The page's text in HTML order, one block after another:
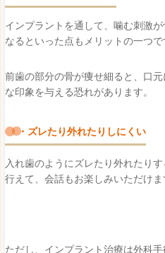
インプラントを通して、噛む刺激
なるといった点もメリットの一つで
前歯の部分の骨が痩せ細ると、口
な印象を与える恐れがあります。
・ズレたり外れたりしにくい
入れ歯のようにズレたり外れたり
行えて、会話もお楽しみいただけま
ただし、インプラント治療は外科手